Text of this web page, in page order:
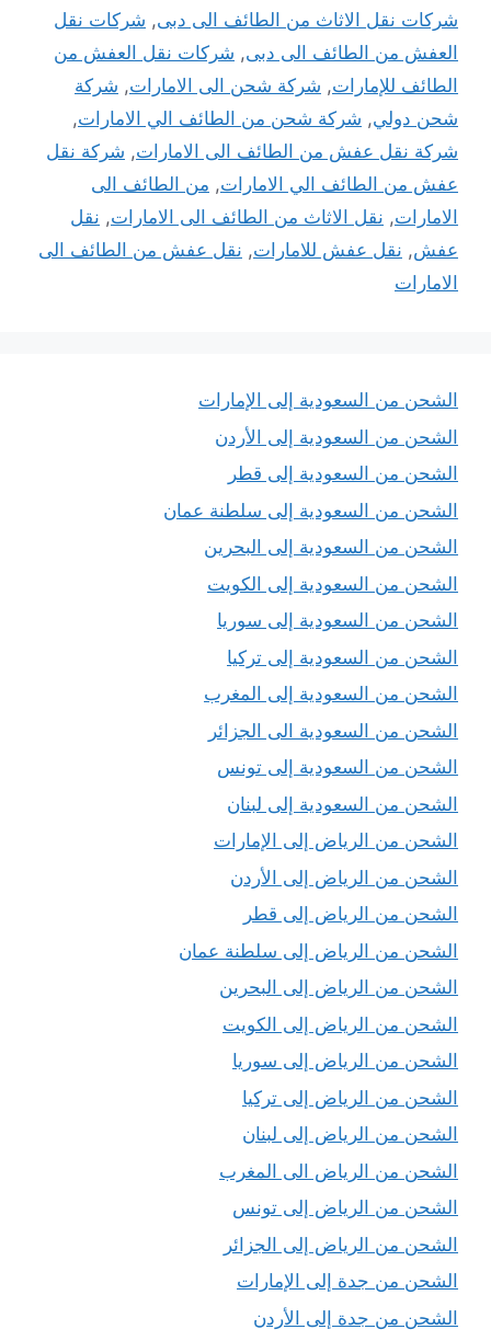
شركات نقل الاثاث من الطائف الى دبى, شركات نقل
العفش من الطائف الى دبى, شركات نقل العفش من
الطائف للإمارات, شركة شحن الى الامارات, شركة
شحن دولي, شركة شحن من الطائف الي الامارات,
شركة نقل عفش من الطائف الى الامارات, شركة نقل
عفش من الطائف الي الامارات, من الطائف الى
الامارات, نقل الاثاث من الطائف الى الامارات, نقل
عفش, نقل عفش للامارات, نقل عفش من الطائف الى
الامارات
الشحن من السعودية إلى الإمارات
الشحن من السعودية إلى الأردن
الشحن من السعودية إلى قطر
الشحن من السعودية إلى سلطنة عمان
الشحن من السعودية إلى البحرين
الشحن من السعودية إلى الكويت
الشحن من السعودية إلى سوريا
الشحن من السعودية إلى تركيا
الشحن من السعودية إلى المغرب
الشحن من السعودية الى الجزائر
الشحن من السعودية إلى تونس
الشحن من السعودية إلى لبنان
الشحن من الرياض إلى الإمارات
الشحن من الرياض إلى الأردن
الشحن من الرياض إلى قطر
الشحن من الرياض إلى سلطنة عمان
الشحن من الرياض إلى البحرين
الشحن من الرياض إلى الكويت
الشحن من الرياض إلى سوريا
الشحن من الرياض إلى تركيا
الشحن من الرياض إلى لبنان
الشحن من الرياض الى المغرب
الشحن من الرياض إلى تونس
الشحن من الرياض إلى الجزائر
الشحن من جدة إلى الإمارات
الشحن من جدة إلى الأردن